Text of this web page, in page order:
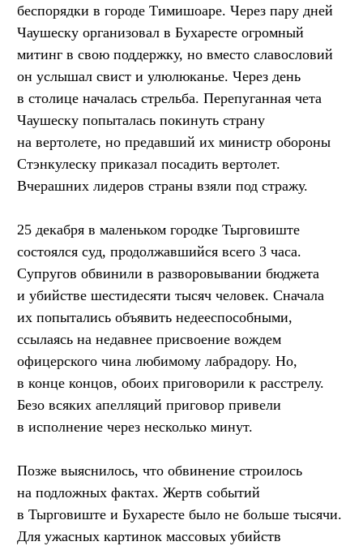
беспорядки в городе Тимишоаре. Через пару дней
Чаушеску организовал в Бухаресте огромный
митинг в свою поддержку, но вместо славословий
он услышал свист и улюлюканье. Через день
в столице началась стрельба. Перепуганная чета
Чаушеску попыталась покинуть страну
на вертолете, но предавший их министр обороны
Стэнкулеску приказал посадить вертолет.
Вчерашних лидеров страны взяли под стражу.
25 декабря в маленьком городке Тырговиште
состоялся суд, продолжавшийся всего 3 часа.
Супругов обвинили в разворовывании бюджета
и убийстве шестидесяти тысяч человек. Сначала
их попытались объявить недееспособными,
ссылаясь на недавнее присвоение вождем
офицерского чина любимому лабрадору. Но,
в конце концов, обоих приговорили к расстрелу.
Безо всяких апелляций приговор привели
в исполнение через несколько минут.
Позже выяснилось, что обвинение строилось
на подложных фактах. Жертв событий
в Тырговиште и Бухаресте было не больше тысячи.
Для ужасных картинок массовых убийств